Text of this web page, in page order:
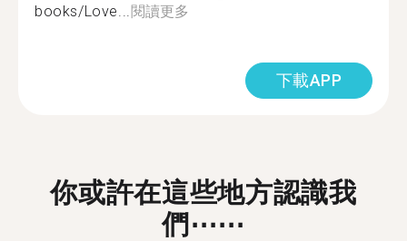
books/Love...閱讀更多
下載APP
你或許在這些地方認識我
們⋯⋯